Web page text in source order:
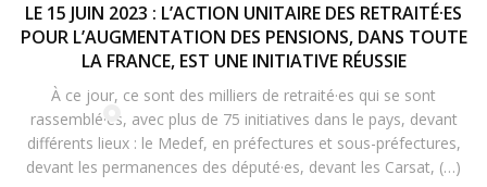
LE 15 JUIN 2023 : L’ACTION UNITAIRE DES RETRAITÉ·ES
POUR L’AUGMENTATION DES PENSIONS, DANS TOUTE
LA FRANCE, EST UNE INITIATIVE RÉUSSIE
À ce jour, ce sont des milliers de retraité·es qui se sont
rassemblé·es, avec plus de 75 initiatives dans le pays, devant
différents lieux : le Medef, en préfectures et sous-préfectures,
devant les permanences des député·es, devant les Carsat, (…)